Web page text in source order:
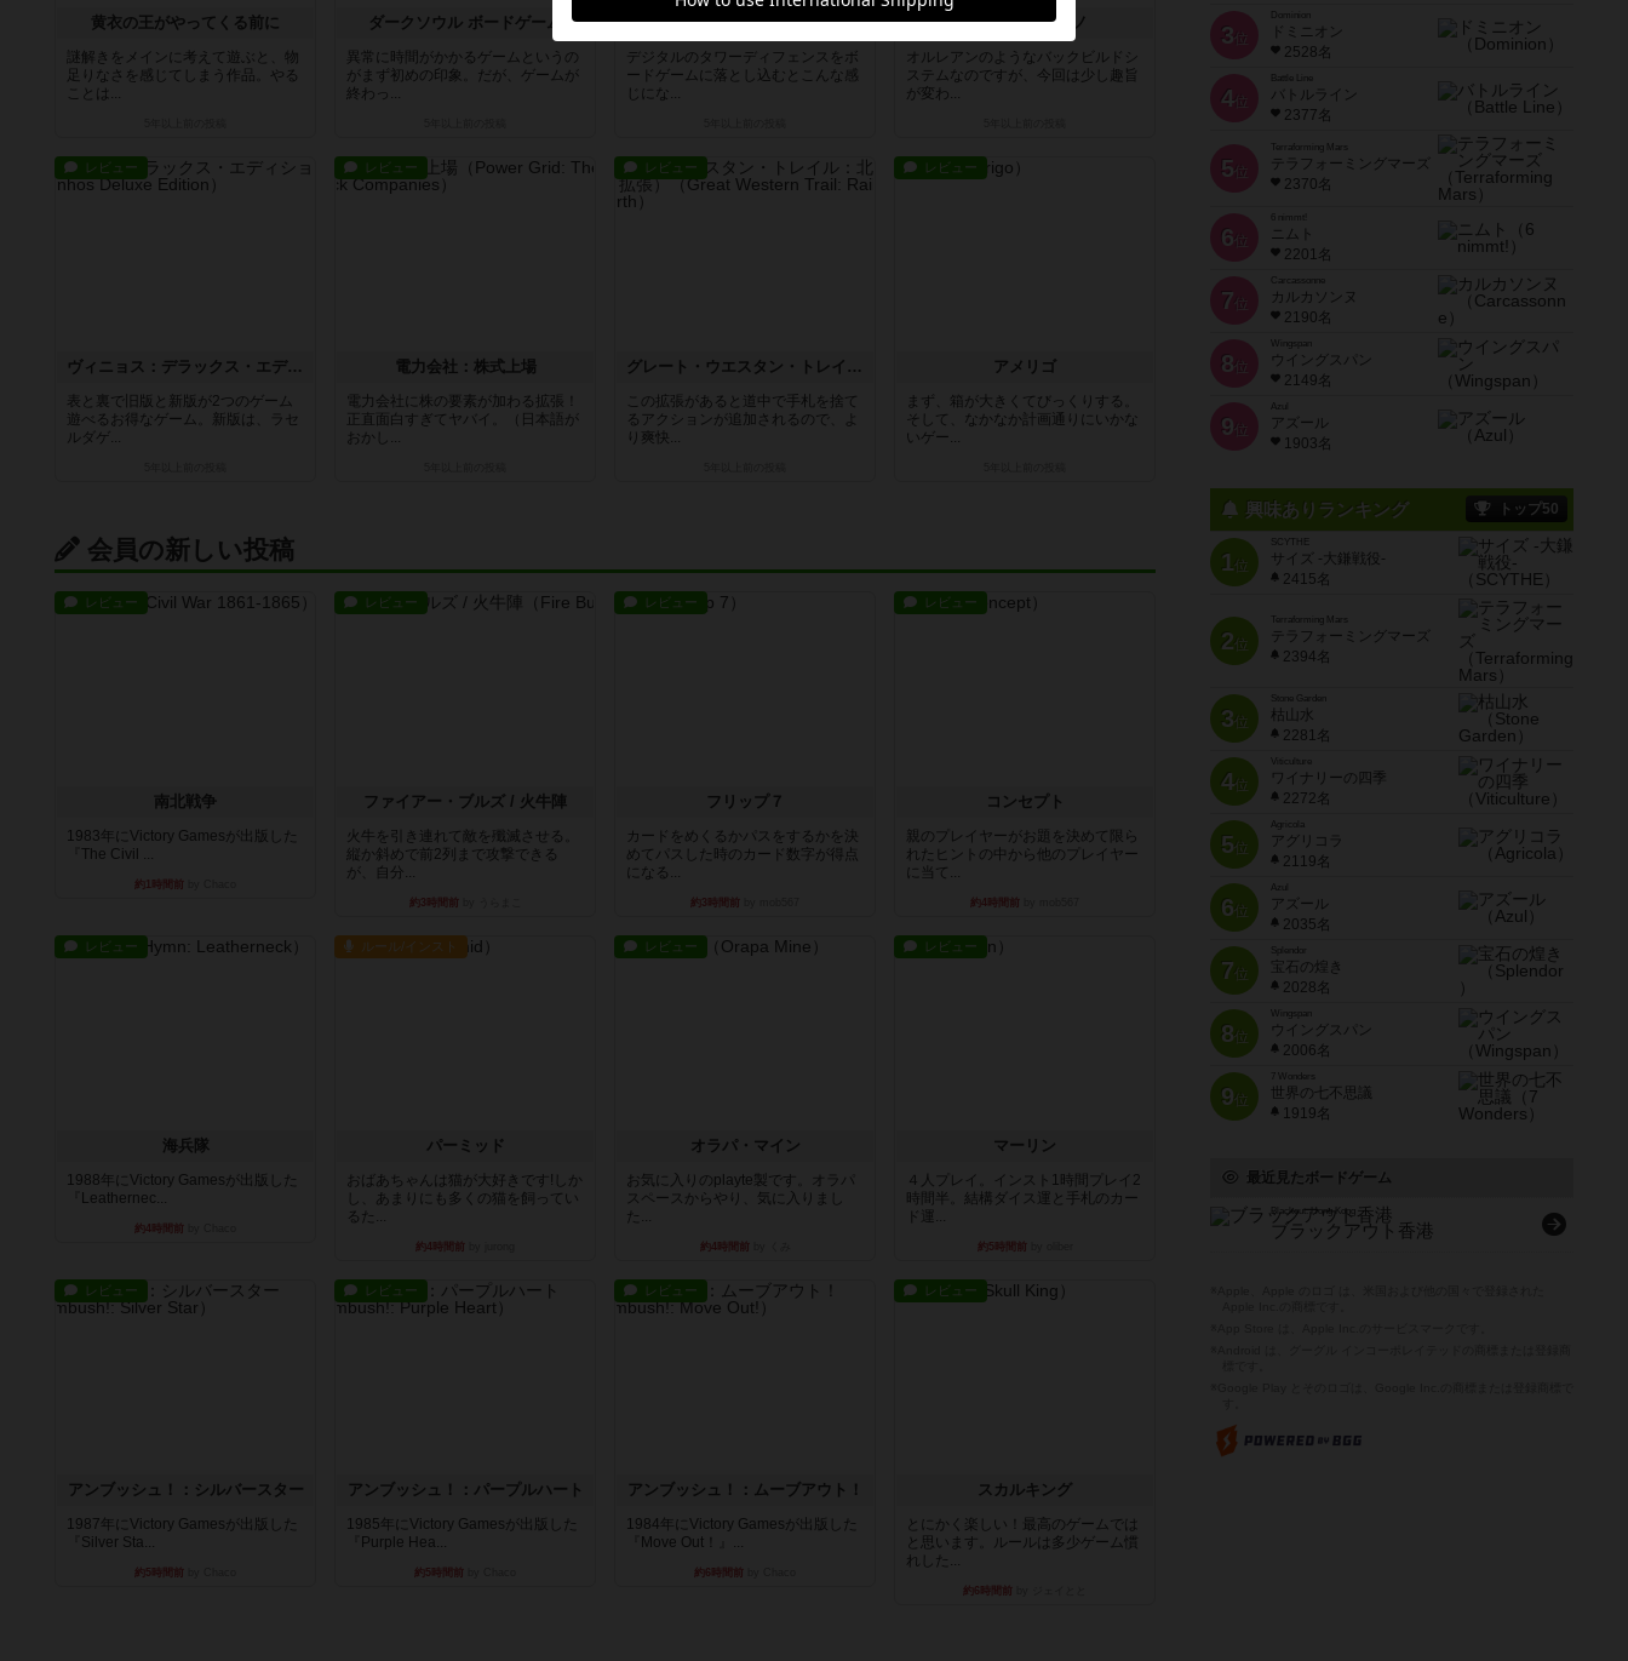
黄衣の王がやってくる前に
謎解きをメインに考えて遊ぶと、物
足りなさを感じてしまう作品。やる
ことは...
ダークソウル ボードゲーム
異常に時間がかかるゲームというの
がまず初めの印象。だが、ゲームが
終わっ...
キングダム・ラッシュ：リフト・イン・タイム
デジタルのタワーディフェンスをボ
ードゲームに落とし込むとこんな感
じにな...
アルティプラーノ
オルレアンのようなバックビルドシ
ステムなのですが、今回は少し趣旨
が変わ...
レビュー
ヴィニョス：デラックス・エディション
表と裏で旧版と新版が2つのゲーム
遊べるお得なゲーム。新版は、ラセ
ルダゲ...
レビュー
電力会社：株式上場
電力会社に株の要素が加わる拡張！
正直面白すぎてヤバイ。（日本語が
おかし...
レビュー
グレート・ウエスタン・トレイル：北部への道（拡張）
この拡張があると道中で手札を捨て
るアクションが追加されるので、よ
り爽快...
レビュー
アメリゴ
まず、箱が大きくてびっくりする。
そして、なかなか計画通りにいかな
いゲー...
会員の新しい投稿
レビュー
南北戦争
1983年にVictory Gamesが出版した
『The Civil ...
約1時間前
レビュー
ファイアー・ブルズ / 火牛陣
火牛を引き連れて敵を殲滅させる。
縦か斜めで前2列まで攻撃できる
が、自分...
約3時間前
レビュー
フリップ７
カードをめくるかパスをするかを決
めてパスした時のカード数字が得点
になる...
約3時間前
レビュー
コンセプト
親のプレイヤーがお題を決めて限ら
れたヒントの中から他のプレイヤー
に当て...
約4時間前
レビュー
海兵隊
1988年にVictory Gamesが出版した
『Leathernec...
約4時間前
ルール/インスト
パーミッド
おばあちゃんは猫が大好きです!しか
し、あまりにも多くの猫を飼ってい
るた...
約4時間前
レビュー
オラパ・マイン
お気に入りのplayte製です。オラパ
スペースからやり、気に入りまし
た...
約4時間前
レビュー
マーリン
４人プレイ。インスト1時間プレイ2
時間半。結構ダイス運と手札のカー
ド運...
約5時間前
レビュー
アンブッシュ！：シルバースター
1987年にVictory Gamesが出版した
『Silver Sta...
約5時間前
レビュー
アンブッシュ！：パープルハート
1985年にVictory Gamesが出版した
『Purple Hea...
約5時間前
レビュー
アンブッシュ！：ムーブアウト！
1984年にVictory Gamesが出版した
『Move Out！』...
約6時間前
レビュー
スカルキング
とにかく楽しい！最高のゲームでは
と思います。ルールは多少ゲーム慣
れした...
約6時間前
3 位
ドミニオン
2528名
4位
Battle Line
バトルライン
2377名
5 位
Terraforming Mars
テラフォーミングマーズ
2370名
6 位
ニムト
2201名
7 位
Carcassonne
カルカソンヌ
2190名
8 位
Wingspan
ウイングスパン
2149名
9 位
Azul
アズール
1903名
興味ありランキング トップ50
1位
SCYTHE
サイズ -大鎌戦役-
2415名
2位
Terraforming Mars
テラフォーミングマーズ
2394名
3位
Stone Garden
枯山水
2281名
4位
Viticulture
ワイナリーの四季
2272名
5位
Agricola
アグリコラ
2119名
6位
Azul
アズール
2035名
7位
宝石の煌き
2028名
8位
Wingspan
ウイングスパン
2006名
9位
7 Wonders
世界の七不思議
1919名
最近見たボードゲーム
Blackout: Hong Kong
ブラックアウト香港